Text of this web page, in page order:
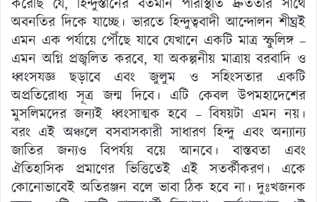
করেছি যে, হিন্দুস্তানের বর্তমান পরিস্থিতি দ্রুততার সাথে
অবনতির দিকে যাচ্ছে। ভারতে হিন্দুত্ববাদী আন্দোলন শীঘ্রই
এমন এক পর্যায়ে পৌঁছে যাবে যেখানে একটি মাত্র স্ফুলিঙ্গ –
এমন অগ্নি প্রজ্বলিত করবে, যা অকল্পনীয় মাত্রায় বরবাদি ও
ধ্বংসযজ্ঞ ছড়াবে এবং জুলুম ও সহিংসতার একটি
অপ্রতিরোধ্য সূত্র জন্ম দিবে। এটি কেবল উপমহাদেশের
মুসলিমদের জন্যই ধ্বংসাত্মক হবে – বিষয়টা এমন নয়।
বরং এই অঞ্চলে বসবাসকারী সাধারণ হিন্দু এবং অন্যান্য
জাতির জন্যও বিপর্যয় বয়ে আনবে। বাস্তবতা এবং
ঐতিহাসিক প্রমাণের ভিত্তিতেই এই সতর্কীকরণ। একে
কোনোভাবেই অতিরঞ্জন বলে ভাবা ঠিক হবে না। দুঃখজনক